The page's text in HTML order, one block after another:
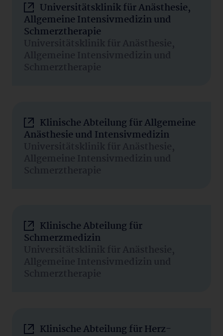
Universitätsklinik für Anästhesie,
Allgemeine Intensivmedizin und
Schmerztherapie
Universitätsklinik für Anästhesie,
Allgemeine Intensivmedizin und
Schmerztherapie
Klinische Abteilung für Allgemeine
Anästhesie und Intensivmedizin
Universitätsklinik für Anästhesie,
Allgemeine Intensivmedizin und
Schmerztherapie
Klinische Abteilung für
Schmerzmedizin
Universitätsklinik für Anästhesie,
Allgemeine Intensivmedizin und
Schmerztherapie
Klinische Abteilung für Herz-